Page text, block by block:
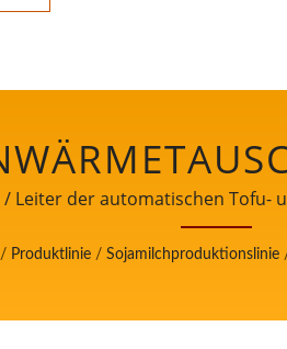
Leiter der automatischen
/ Produktlinie / Sojamilchproduktionslinie